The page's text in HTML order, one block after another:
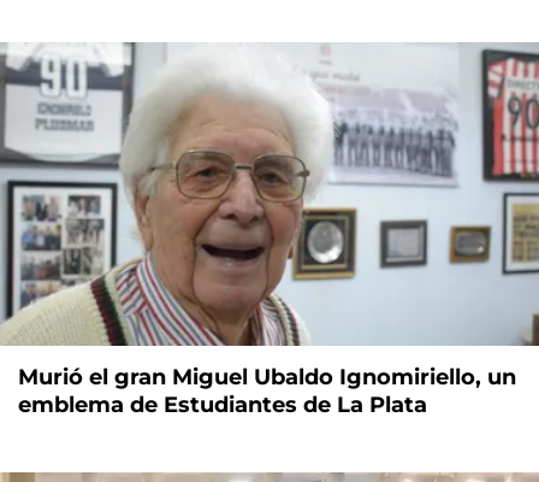
Murió el gran Miguel Ubaldo Ignomiriello, un
emblema de Estudiantes de La Plata